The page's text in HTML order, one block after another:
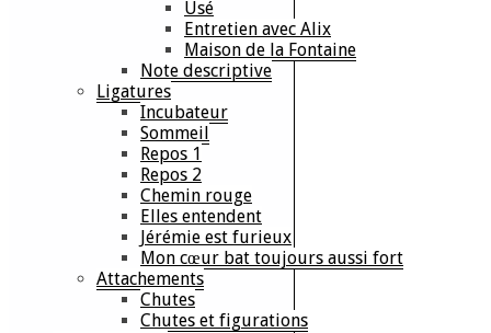
Usé
Entretien avec Alix
Maison de la Fontaine
Note descriptive
Ligatures
Incubateur
Sommeil
Repos 1
Repos 2
Chemin rouge
Elles entendent
Jérémie est furieux
Mon cœur bat toujours aussi fort
Attachements
Chutes
Chutes et figurations